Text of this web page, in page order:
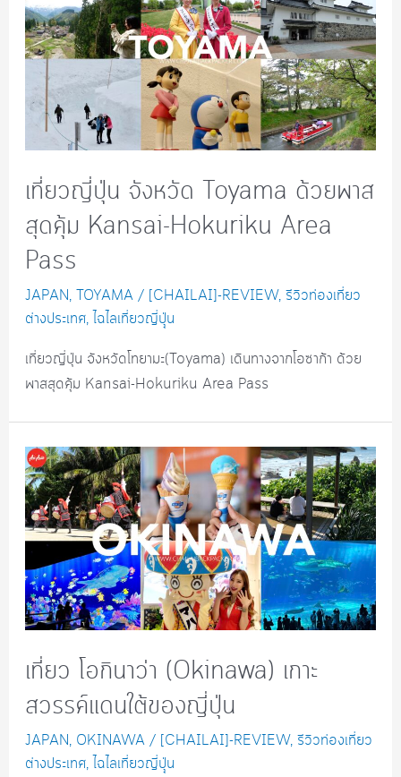
เที่ยวญี่ปุ่น จังหวัด Toyama ด้วยพาส
สุดคุ้ม Kansai-Hokuriku Area
Pass
JAPAN, TOYAMA/ [CHAILAI]-REVIEW, รีวิวท่องเที่ยว
ต่างประเทศ, ไฉไลเที่ยวญี่ปุุ่น
เที่ยวญี่ปุ่น จังหวัดโทยามะ(Toyama) เดินทางจากโอซาก้า ด้วย
พาสสุดคุ้ม Kansai-Hokuriku Area Pass
เที่ยว โอกินาว่า (Okinawa) เกาะ
สวรรค์แดนใต้ของญี่ปุ่น
JAPAN, OKINAWA/ [CHAILAI]-REVIEW, รีวิวท่องเที่ยว
ต่างประเทศ, ไฉไลเที่ยวญี่ปุุ่น